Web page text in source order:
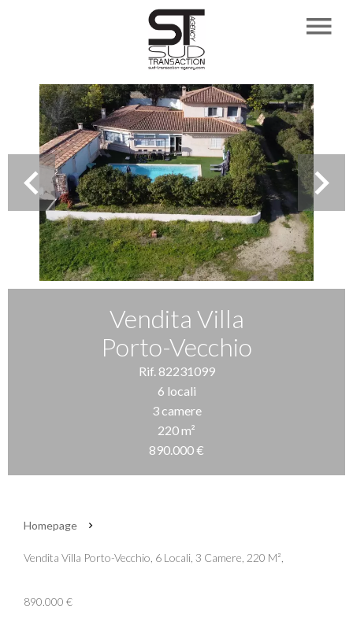
Vendita Villa
Porto-Vecchio
Rif. 82231099
6 locali
3 camere
220 m²
890.000 €
Homepage
Vendita Villa Porto-Vecchio, 6 Locali, 3 Camere, 220 M²,
890.000 €